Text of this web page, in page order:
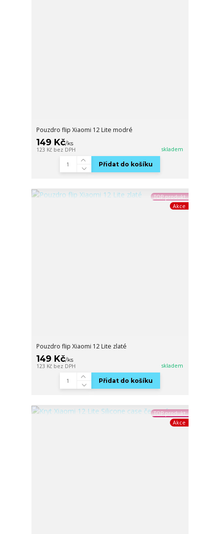
Pouzdro flip Xiaomi 12 Lite modré
149 Kč/ks
123 Kč bez DPH skladem
Přidat do košíku
TOP produkt
Akce
Pouzdro flip Xiaomi 12 Lite zlaté
149 Kč/ks
123 Kč bez DPH skladem
Přidat do košíku
TOP produkt
Akce